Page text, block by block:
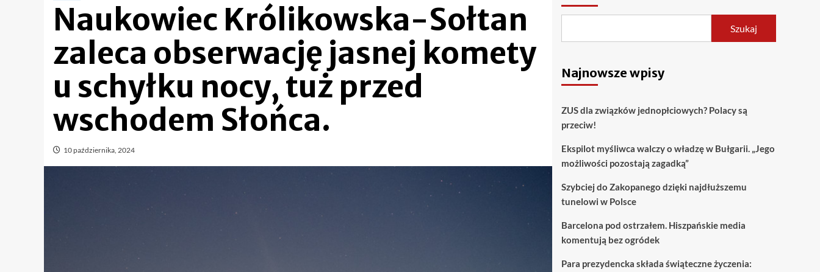
Naukowiec Królikowska-Sołtan
zaleca obserwację jasnej komety
u schyłku nocy, tuż przed
wschodem Słońca.
10 października, 2024
Szukaj
Najnowsze wpisy
ZUS dla związków jednopłciowych? Polacy są
przeciw!
Ekspilot myśliwca walczy o władzę w Bułgarii. „Jego
możliwości pozostają zagadką”
Szybciej do Zakopanego dzięki najdłuższemu
tunelowi w Polsce
Barcelona pod ostrzałem. Hiszpańskie media
komentują bez ogródek
Para prezydencka składa świąteczne życzenia: